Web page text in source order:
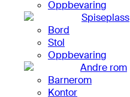
Oppbevaring
Spiseplass
Bord
Stol
Oppbevaring
Andre rom
Barnerom
Kontor